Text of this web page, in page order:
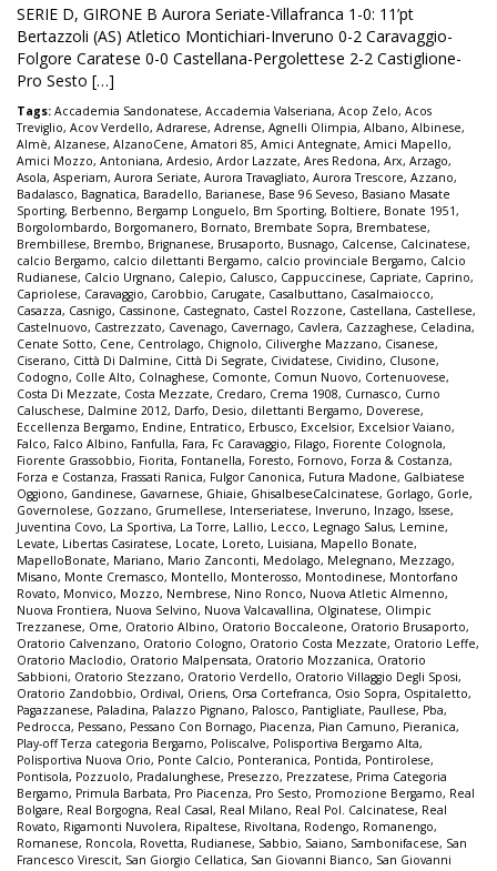
SERIE D, GIRONE B Aurora Seriate-Villafranca 1-0: 11’pt
Bertazzoli (AS) Atletico Montichiari-Inveruno 0-2 Caravaggio-
Folgore Caratese 0-0 Castellana-Pergolettese 2-2 Castiglione-
Pro Sesto […]
Tags: Accademia Sandonatese, Accademia Valseriana, Acop Zelo, Acos
Treviglio, Acov Verdello, Adrarese, Adrense, Agnelli Olimpia, Albano, Albinese,
Almè, Alzanese, AlzanoCene, Amatori 85, Amici Antegnate, Amici Mapello,
Amici Mozzo, Antoniana, Ardesio, Ardor Lazzate, Ares Redona, Arx, Arzago,
Asola, Asperiam, Aurora Seriate, Aurora Travagliato, Aurora Trescore, Azzano,
Badalasco, Bagnatica, Baradello, Barianese, Base 96 Seveso, Basiano Masate
Sporting, Berbenno, Bergamp Longuelo, Bm Sporting, Boltiere, Bonate 1951,
Borgolombardo, Borgomanero, Bornato, Brembate Sopra, Brembatese,
Brembillese, Brembo, Brignanese, Brusaporto, Busnago, Calcense, Calcinatese,
calcio Bergamo, calcio dilettanti Bergamo, calcio provinciale Bergamo, Calcio
Rudianese, Calcio Urgnano, Calepio, Calusco, Cappuccinese, Capriate, Caprino,
Capriolese, Caravaggio, Carobbio, Carugate, Casalbuttano, Casalmaiocco,
Casazza, Casnigo, Cassinone, Castegnato, Castel Rozzone, Castellana, Castellese,
Castelnuovo, Castrezzato, Cavenago, Cavernago, Cavlera, Cazzaghese, Celadina,
Cenate Sotto, Cene, Centrolago, Chignolo, Ciliverghe Mazzano, Cisanese,
Ciserano, Città Di Dalmine, Città Di Segrate, Cividatese, Cividino, Clusone,
Codogno, Colle Alto, Colnaghese, Comonte, Comun Nuovo, Cortenuovese,
Costa Di Mezzate, Costa Mezzate, Credaro, Crema 1908, Curnasco, Curno
Caluschese, Dalmine 2012, Darfo, Desio, dilettanti Bergamo, Doverese,
Eccellenza Bergamo, Endine, Entratico, Erbusco, Excelsior, Excelsior Vaiano,
Falco, Falco Albino, Fanfulla, Fara, Fc Caravaggio, Filago, Fiorente Colognola,
Fiorente Grassobbio, Fiorita, Fontanella, Foresto, Fornovo, Forza & Costanza,
Forza e Costanza, Frassati Ranica, Fulgor Canonica, Futura Madone, Galbiatese
Oggiono, Gandinese, Gavarnese, Ghiaie, GhisalbeseCalcinatese, Gorlago, Gorle,
Governolese, Gozzano, Grumellese, Interseriatese, Inveruno, Inzago, Issese,
Juventina Covo, La Sportiva, La Torre, Lallio, Lecco, Legnago Salus, Lemine,
Levate, Libertas Casiratese, Locate, Loreto, Luisiana, Mapello Bonate,
MapelloBonate, Mariano, Mario Zanconti, Medolago, Melegnano, Mezzago,
Misano, Monte Cremasco, Montello, Monterosso, Montodinese, Montorfano
Rovato, Monvico, Mozzo, Nembrese, Nino Ronco, Nuova Atletic Almenno,
Nuova Frontiera, Nuova Selvino, Nuova Valcavallina, Olginatese, Olimpic
Trezzanese, Ome, Oratorio Albino, Oratorio Boccaleone, Oratorio Brusaporto,
Oratorio Calvenzano, Oratorio Cologno, Oratorio Costa Mezzate, Oratorio Leffe,
Oratorio Maclodio, Oratorio Malpensata, Oratorio Mozzanica, Oratorio
Sabbioni, Oratorio Stezzano, Oratorio Verdello, Oratorio Villaggio Degli Sposi,
Oratorio Zandobbio, Ordival, Oriens, Orsa Cortefranca, Osio Sopra, Ospitaletto,
Pagazzanese, Paladina, Palazzo Pignano, Palosco, Pantigliate, Paullese, Pba,
Pedrocca, Pessano, Pessano Con Bornago, Piacenza, Pian Camuno, Pieranica,
Play-off Terza categoria Bergamo, Poliscalve, Polisportiva Bergamo Alta,
Polisportiva Nuova Orio, Ponte Calcio, Ponteranica, Pontida, Pontirolese,
Pontisola, Pozzuolo, Pradalunghese, Presezzo, Prezzatese, Prima Categoria
Bergamo, Primula Barbata, Pro Piacenza, Pro Sesto, Promozione Bergamo, Real
Bolgare, Real Borgogna, Real Casal, Real Milano, Real Pol. Calcinatese, Real
Rovato, Rigamonti Nuvolera, Ripaltese, Rivoltana, Rodengo, Romanengo,
Romanese, Roncola, Rovetta, Rudianese, Sabbio, Saiano, Sambonifacese, San
Francesco Virescit, San Giorgio Cellatica, San Giovanni Bianco, San Giovanni